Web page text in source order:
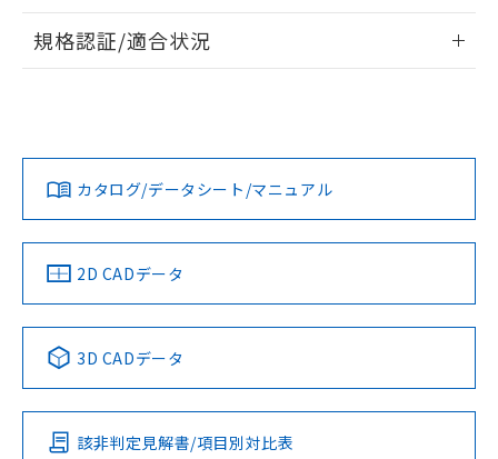
A: 30mm以上、B: 20mm以上
検出物体の大きさと材質による影響
EU RoHS 注意事項・凡例
対応済み
中国 RoHS 注意事項・凡例
Pb Hg Cd Cr(VI)
O
規格認証/適合状況
LR型式承認
（イギリス
船舶規格）
DNV型式承認
（ノルウェー
BV型式承認
（フランス
KR型式
（韓国
No No No No
この製品の規格認証/適合状況ページへ
その他の認証はこちらのページからご検索ください
カタログ/データシート/マニュアル
2D CADデータ
3D CADデータ
該非判定見解書/項目別対比表